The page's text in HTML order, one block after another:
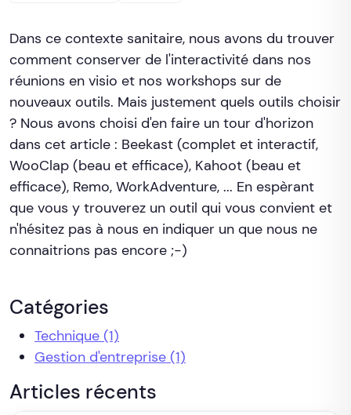
Dans ce contexte sanitaire, nous avons du trouver
comment conserver de l'interactivité dans nos
réunions en visio et nos workshops sur de
nouveaux outils. Mais justement quels outils choisir
? Nous avons choisi d'en faire un tour d'horizon
dans cet article : Beekast (complet et interactif,
WooClap (beau et efficace), Kahoot (beau et
efficace), Remo, WorkAdventure, ... En espèrant
que vous y trouverez un outil qui vous convient et
n'hésitez pas à nous en indiquer un que nous ne
connaitrions pas encore ;-)
Catégories
Technique (1)
Gestion d'entreprise (1)
Articles récents